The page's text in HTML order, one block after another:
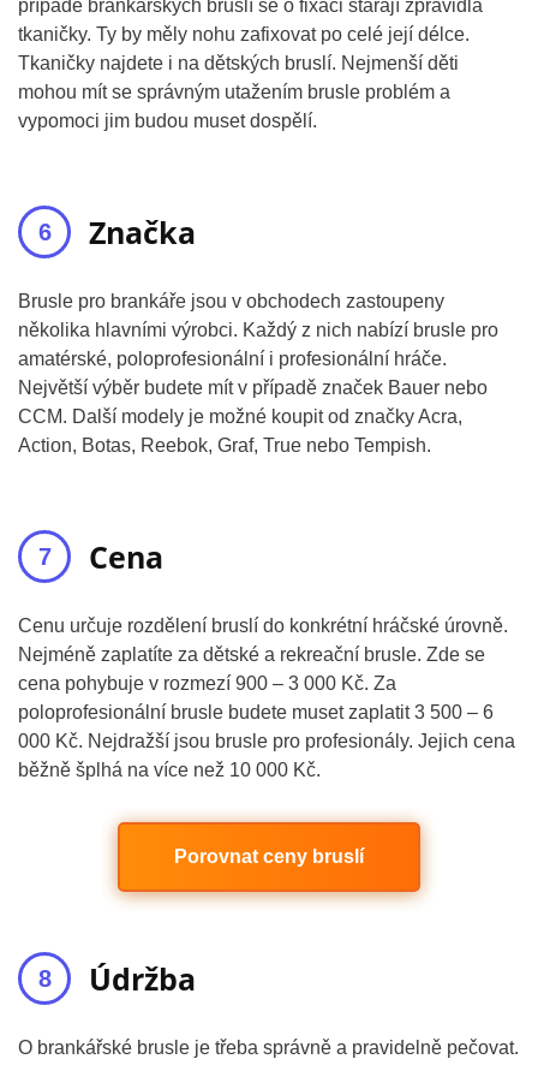
případě brankářských bruslí se o fixaci starají zpravidla
tkaničky. Ty by měly nohu zafixovat po celé její délce.
Tkaničky najdete i na dětských bruslí. Nejmenší děti
mohou mít se správným utažením brusle problém a
vypomoci jim budou muset dospělí.
Značka
Brusle pro brankáře jsou v obchodech zastoupeny
několika hlavními výrobci. Každý z nich nabízí brusle pro
amatérské, poloprofesionální i profesionální hráče.
Největší výběr budete mít v případě značek Bauer nebo
CCM. Další modely je možné koupit od značky Acra,
Action, Botas, Reebok, Graf, True nebo Tempish.
Cena
Cenu určuje rozdělení bruslí do konkrétní hráčské úrovně.
Nejméně zaplatíte za dětské a rekreační brusle. Zde se
cena pohybuje v rozmezí 900 – 3 000 Kč. Za
poloprofesionální brusle budete muset zaplatit 3 500 – 6
000 Kč. Nejdražší jsou brusle pro profesionály. Jejich cena
běžně šplhá na více než 10 000 Kč.
Porovnat ceny bruslí
Údržba
O brankářské brusle je třeba správně a pravidelně pečovat.